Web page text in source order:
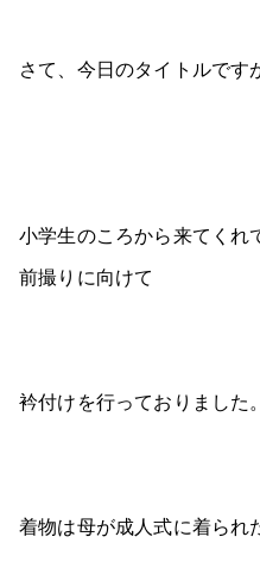
さて、今日のタイトルです
小学生のころから来てくれ
前撮りに向けて
衿付けを行っておりました。
着物は母が成人式に着られ